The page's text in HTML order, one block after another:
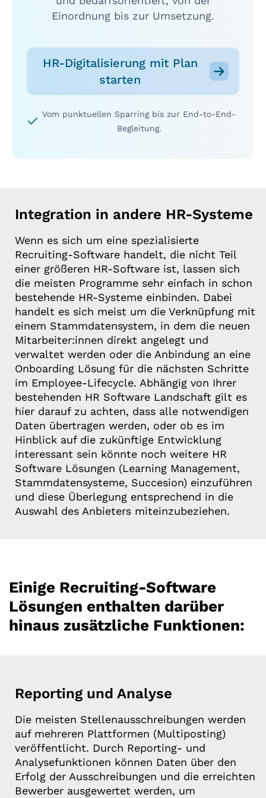
Einordnung bis zur Umsetzung.
HR-Digitalisierung mit Plan
starten
Vom punktuellen Sparring bis zur End-to-End-
Begleitung.
Integration in andere HR-Systeme
Wenn es sich um eine spezialisierte
Recruiting-Software handelt, die nicht Teil
einer größeren HR-Software ist, lassen sich
die meisten Programme sehr einfach in schon
bestehende HR-Systeme einbinden. Dabei
handelt es sich meist um die Verknüpfung mit
einem Stammdatensystem, in dem die neuen
Mitarbeiter:innen direkt angelegt und
verwaltet werden oder die Anbindung an eine
Onboarding Lösung für die nächsten Schritte
im Employee-Lifecycle. Abhängig von Ihrer
bestehenden HR Software Landschaft gilt es
hier darauf zu achten, dass alle notwendigen
Daten übertragen werden, oder ob es im
Hinblick auf die zukünftige Entwicklung
interessant sein könnte noch weitere HR
Software Lösungen (Learning Management,
Stammdatensysteme, Succesion) einzuführen
und diese Überlegung entsprechend in die
Auswahl des Anbieters miteinzubeziehen.
Einige Recruiting-Software
Lösungen enthalten darüber
hinaus zusätzliche Funktionen:
Reporting und Analyse
Die meisten Stellenausschreibungen werden
auf mehreren Plattformen (Multiposting)
veröffentlicht. Durch Reporting- und
Analysefunktionen können Daten über den
Erfolg der Ausschreibungen und die erreichten
Bewerber ausgewertet werden, um